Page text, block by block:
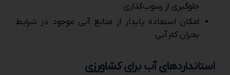
جلوگیری از رسوب‌گذاری
امکان استفاده پایدار از منابع آبی موجود در شرایط
بحران کم ‌آبی
استانداردهای آب برای کشاورزی